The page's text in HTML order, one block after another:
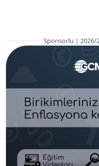
Sponsorlu | 2026/